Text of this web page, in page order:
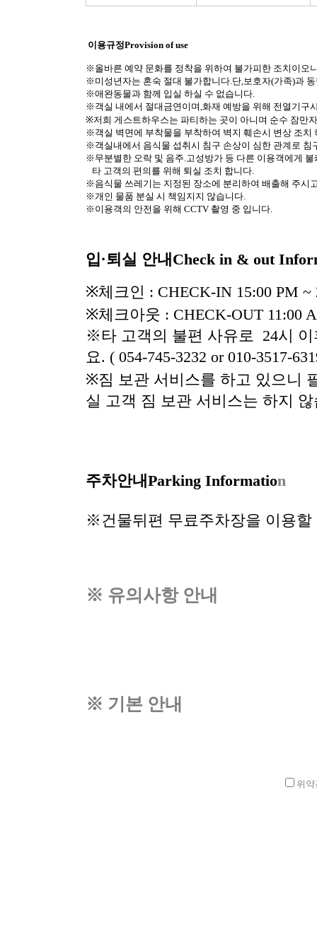
이용규정Provision of use
※ 올바른 예약 문화를 정착을 위하여 불가피한 조치이오
※ 미성년자는 혼숙 절대 불가합니다 단 보호자(가족)과
※애완동물과 함께 입실 하실 수 없습니다
※ 객실 내에서 절대금연이며 화재 예방을 위해 전열기구
※저희 게스트하우스는 파티하는 곳이 아니며 순수 잠만
※객실 벽면에 부착물을 부착하여 벽지 훼손시 변상 조치
※ 객실내에서 음식물 섭취시 침구 손상이 심한 관계로
※ 무분별한 오락 및 음주 고성방가 등 다른 이용객에게
타 고객의 편의를 위해 퇴실 조치 합니다.
※ 음식물 쓰레기는 지정된 장소에 분리하여 배출해 주시
※ 개인 물품 분실 시 책임지지 않습니다
※ 이용객의 안전을 위해 CCTV 촬영 중 입니다
입·퇴실 안내 Check in & out
※체크인 : CHECK-IN 15:00 PM ~
※체크아웃 : CHECK-OUT 11:00
※타 고객의 불편 사유로
24시
요. ( 054-745-3232 or 010-3517-
※짐 보관 서비스를 하고 있으니
실 고객 짐 보관 서비스는 하지
주차안내Parking Information
※건물뒤편 무료주차장을 이용할
※ 유의사항 안내
※ 기본 안내
위